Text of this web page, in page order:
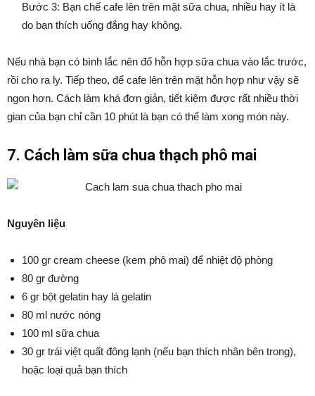
Bước 3: Bạn chế cafe lên trên mặt sữa chua, nhiều hay ít là
do bạn thích uống đắng hay không.
Nếu nhà bạn có bình lắc nên đổ hỗn hợp sữa chua vào lắc trước,
rồi cho ra ly. Tiếp theo, để cafe lên trên mặt hỗn hợp như vậy sẽ
ngon hơn. Cách làm khá đơn giản, tiết kiệm được rất nhiều thời
gian của bạn chỉ cần 10 phút là bạn có thể làm xong món này.
7. Cách làm sữa chua thạch phô mai
Nguyên liệu
100 gr cream cheese (kem phô mai) để nhiệt độ phòng
80 gr đường
6 gr bột gelatin hay lá gelatin
80 ml nước nóng
100 ml sữa chua
30 gr trái việt quất đông lạnh (nếu bạn thích nhân bên trong),
hoặc loại quả bạn thích